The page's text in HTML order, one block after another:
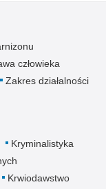
człowieka
Zakres działalności
Kryminalistyka
Krwiodawstwo